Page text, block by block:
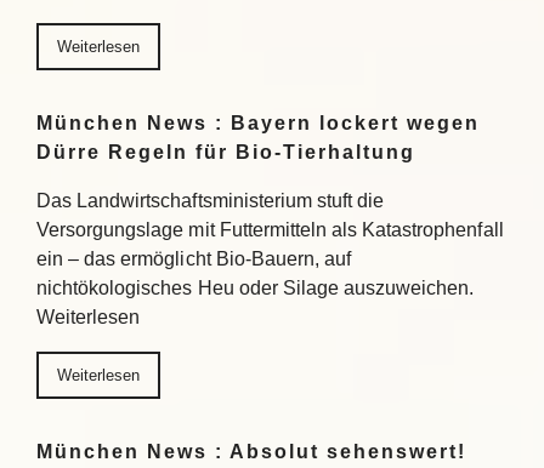
Weiterlesen
München News : Bayern lockert wegen
Dürre Regeln für Bio-Tierhaltung
Das Landwirtschaftsministerium stuft die
Versorgungslage mit Futtermitteln als Katastrophenfall
ein – das ermöglicht Bio-Bauern, auf
nichtökologisches Heu oder Silage auszuweichen.
Weiterlesen
Weiterlesen
München News : Absolut sehenswert!